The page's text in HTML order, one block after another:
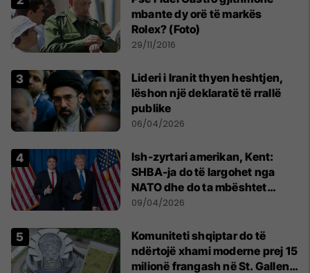
mbante dy orë të markës
Rolex? (Foto)
29/11/2016
Lideri i Iranit thyen heshtjen,
lëshon një deklaratë të rrallë
publike
06/04/2026
Ish-zyrtari amerikan, Kent:
SHBA-ja do të largohet nga
NATO dhe do ta mbështet
Izraelin në një luftë të
09/04/2026
Komuniteti shqiptar do të
ndërtojë xhami moderne prej 15
milionë frangash në St. Gallen